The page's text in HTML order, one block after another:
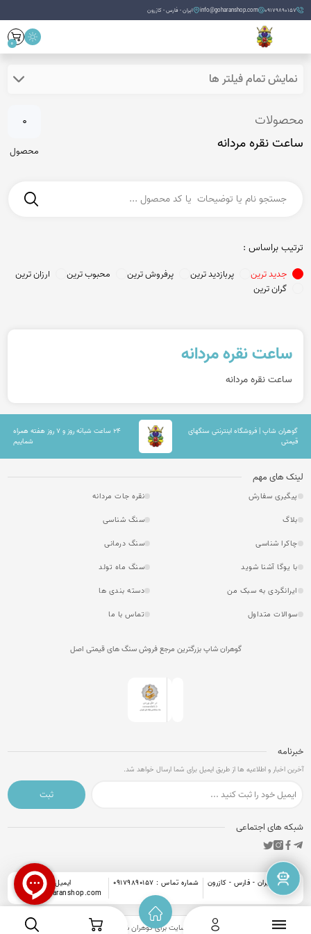
09179890157
info@goharanshop.com ایران - فارس - کازرون
0
نمایش تمام فیلتر ها
محصولات
ساعت نقره مردانه
0
محصول
ترتیب براساس :
جدید ترین پربازدید ترین پرفروش ترین محبوب ترین
ارزان ترین
گران ترین
ساعت نقره مردانه
ساعت نقره مردانه
گوهران شاپ | فروشگاه اینترنتی سنگهای
قیمتی
۲۴ ساعت شبانه روز و ۷ روز هفته همراه
شماییم
لینک های مهم
پیگیری سفارش
نقره جات مردانه
بلاگ
سنگ شناسی
چاکرا شناسی
سنگ درمانی
با یوگا آشنا شوید
سنگ ماه تولد
ایرانگردی به سبک من
دسته بندی ها
سوالات متداول
تماس با ما
گوهران شاپ بزرگترین مرجع فروش سنگ های قیمتی اصل
خبرنامه
آخرین اخبار و اطلاعیه ها از طریق ایمیل برای شما ارسال خواهد شد.
ثبت
شبکه های اجتماعی
آدرس : ایران - فارس - کازرون شماره تماس : 09179890157
ایمیل :
info@goharanshop.com
کلیه حقوق این وبسایت برایگوهران شاپ محفوظ است.